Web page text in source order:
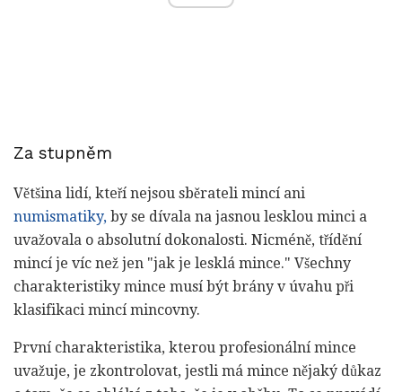
Za stupněm
Většina lidí, kteří nejsou sběrateli mincí ani
numismatiky, by se dívala na jasnou lesklou minci a
uvažovala o absolutní dokonalosti. Nicméně, třídění
mincí je víc než jen "jak je lesklá mince." Všechny
charakteristiky mince musí být brány v úvahu při
klasifikaci mincí mincovny.
První charakteristika, kterou profesionální mince
uvažuje, je zkontrolovat, jestli má mince nějaký důkaz